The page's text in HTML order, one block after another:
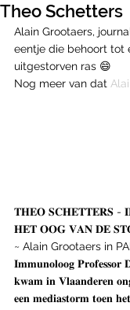
Theo Schetters
Alain Grootaers,
eentje die behoort tot
uitgestorven ras 😄
Nog meer van dat
𝐓𝐇𝐄𝐎 𝐒𝐂𝐇𝐄𝐓𝐓𝐄𝐑𝐒 -
𝐇𝐄𝐓 𝐎𝐎𝐆 𝐕𝐀𝐍 𝐃𝐄
~ Alain Grootaers in
𝐈𝐦𝐦𝐮𝐧𝐨𝐥𝐨𝐨𝐠 𝐏𝐫𝐨𝐟𝐞𝐬𝐬𝐨𝐫
𝐤𝐰𝐚𝐦 𝐢𝐧 𝐕𝐥𝐚𝐚𝐧𝐝𝐞𝐫𝐞𝐧
𝐞𝐞𝐧 𝐦𝐞𝐝𝐢𝐚𝐬𝐭𝐨𝐫𝐦 𝐭𝐨𝐞𝐧